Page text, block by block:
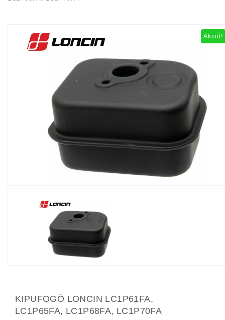
Akció!
KIPUFOGÓ LONCIN LC1P61FA,
LC1P65FA, LC1P68FA, LC1P70FA